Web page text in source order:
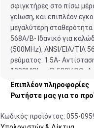
σφιγκτήρες στο πίσω
γείωση, και επιπλέον
μεγαλύτερη
568A/B- Ιδανικό για
(500MHz), ANSI/EIA/TIA
ρεύματος: 1.5A-
1000MOhm @ 500V DC-
Συμπεριλαμβάνονται
Επιπλέον πληροφορίες
Ρωτήστε μας για το
Κωδικός προϊόντος: 055-